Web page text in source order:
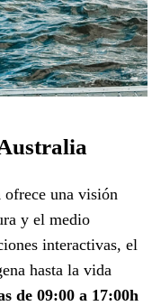
ofrece una visión
y el medio
interactivas, el
hasta la vida
de 09:00 a 17:00h